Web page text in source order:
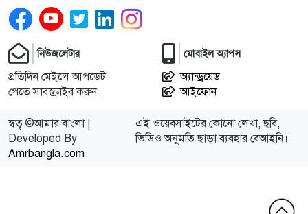
নিউজলেটার
প্রতিদিন মেইলে আপডেট
পেতে সাবস্ক্রাইব করুন।
মোবাইল অ্যাপস
অ্যান্ড্রয়েড
আইফোন
স্বত্ব ©আমার বাংলা |
Developed By
Amrbangla.com
এই ওয়েবসাইটের কোনো লেখা, ছবি,
ভিডিও অনুমতি ছাড়া ব্যবহার বেআইনি।